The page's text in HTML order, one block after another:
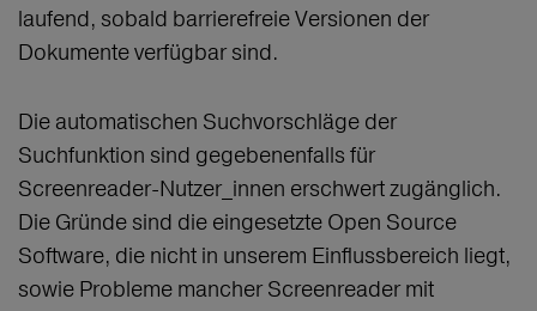
laufend, sobald barrierefreie Versionen der
Dokumente verfügbar sind.
Die automatischen Suchvorschläge der
Suchfunktion sind gegebenenfalls für
Screenreader-Nutzer_innen erschwert zugänglich.
Die Gründe sind die eingesetzte Open Source
Software, die nicht in unserem Einflussbereich liegt,
sowie Probleme mancher Screenreader mit